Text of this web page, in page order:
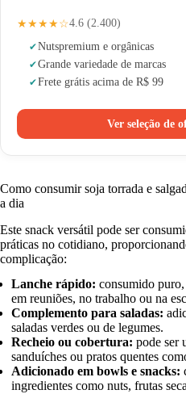
★★★★☆4.6 (2.400)
Nutspremium e orgânicas
Grande variedade de marcas
Frete grátis acima de R$ 99
Ver seleção de
Como consumir soja torrada e
a dia
Este snack versátil pode ser
práticas no cotidiano,
complicação:
Lanche rápido: consumido
em reuniões, no trabalho ou na
Complemento para saladas:
saladas verdes ou de legumes.
Recheio ou cobertura: pode ser
sanduíches ou pratos quentes
Adicionado em bowls e snacks:
ingredientes como nuts, frutas